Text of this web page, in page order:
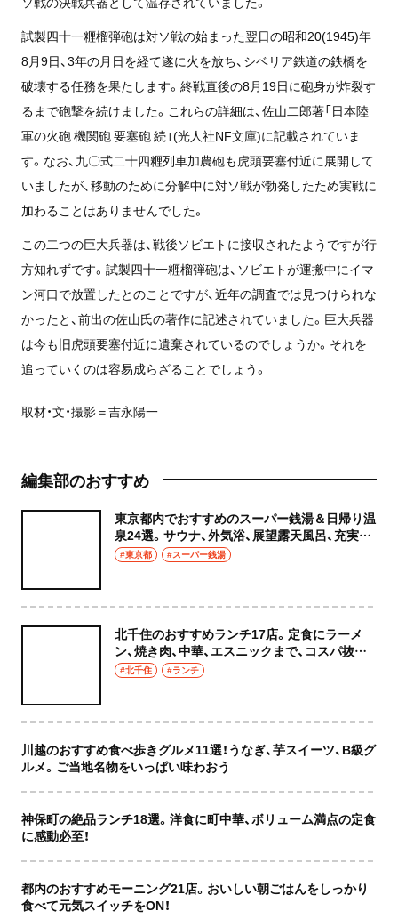
試製四十一糎榴弾砲は対ソ戦の始まった翌日の昭和20(1945)年
8月9日、3年の月日を経て遂に火を放ち、シベリア鉄道の鉄橋を
破壊する任務を果たします。終戦直後の8月19日に砲身が炸裂す
るまで砲撃を続けました。これらの詳細は、佐山二郎著「日本陸
軍の火砲 機関砲 要塞砲 続」(光人社NF文庫)に記載されていま
す。なお、九〇式二十四糎列車加農砲も虎頭要塞付近に展開して
いましたが、移動のために分解中に対ソ戦が勃発したため実戦に
加わることはありませんでした。
この二つの巨大兵器は、戦後ソビエトに接収されたようですが行
方知れずです。試製四十一糎榴弾砲は、ソビエトが運搬中にイマ
ン河口で放置したとのことですが、近年の調査では見つけられな
かったと、前出の佐山氏の著作に記述されていました。巨大兵器
は今も旧虎頭要塞付近に遺棄されているのでしょうか。それを
追っていくのは容易成らざることでしょう。
取材・文・撮影＝吉永陽一
編集部のおすすめ
東京都内でおすすめのスーパー銭湯＆日帰り温
泉24選。サウナ、外気浴、展望露天風呂、充実の
癒やし空間へ
#東京都 #スーパー銭湯
北千住のおすすめランチ17店。定食にラーメ
ン、焼き肉、中華、エスニックまで、コスパ抜群
な店もおしゃれな店も網羅してご紹介！
#北千住 #ランチ
川越のおすすめ食べ歩きグルメ11選！うなぎ、芋スイーツ、B級グ
ルメ。ご当地名物をいっぱい味わおう
神保町の絶品ランチ18選。洋食に町中華、ボリューム満点の定食
に感動必至！
都内のおすすめモーニング21店。おいしい朝ごはんをしっかり
食べて元気スイッチをON！